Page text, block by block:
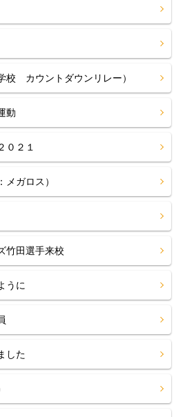
校 カウントダウンリレー）
動
０２１
ガロス）
竹田選手来校
うに
した